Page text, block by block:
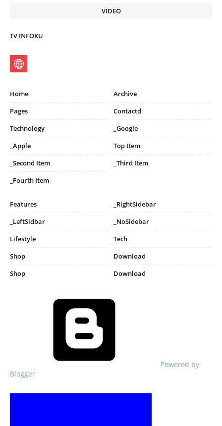
VIDEO
TV INFOKU
Home
Archive
Pages
Contactd
Technology
_Google
_Apple
Top Item
_Second Item
_Third Item
_Fourth Item
Features
_RightSidebar
_LeftSidbar
_NoSidebar
Lifestyle
Tech
Shop
Download
Shop
Download
Powered by
Blogger